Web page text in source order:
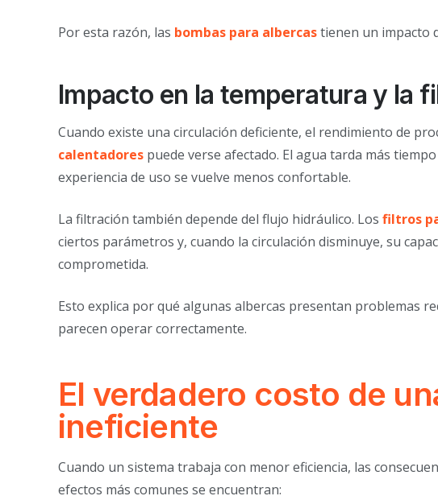
Por esta razón, las bombas para albercastienen un impacto
Impacto en la temperatura y la
Cuando existe una circulación deficiente, el rendimiento de
calentadores puede verse afectado. El agua tarda más
experiencia de uso se vuelve menos confortable.
La filtración también depende del flujo hidráulico. Los filtros
ciertos parámetros y, cuando la circulación disminuye, su
comprometida.
Esto explica por qué algunas albercas presentan problemas
parecen operar correctamente.
El verdadero costo de
ineficiente
Cuando un sistema trabaja con menor eficiencia, las
efectos más comunes se encuentran: